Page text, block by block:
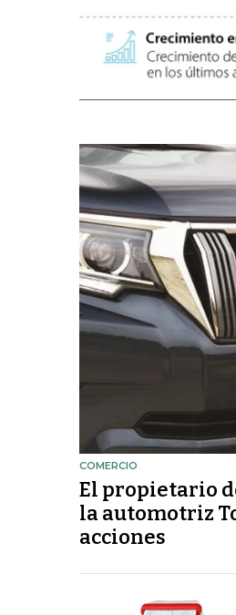
COMERCIO
El propietario
la automotriz
acciones